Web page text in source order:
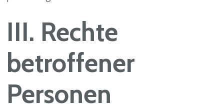
III. Rechte
betroffener
Personen